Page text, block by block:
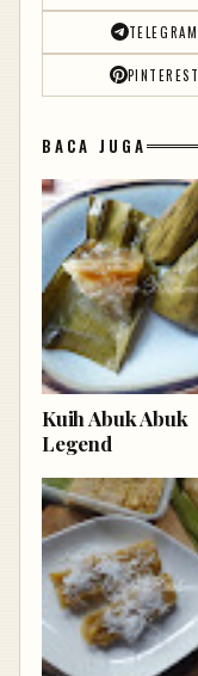
TELEGRAM
PINTEREST
BACA JUGA
Kuih Abuk Abuk
Legend